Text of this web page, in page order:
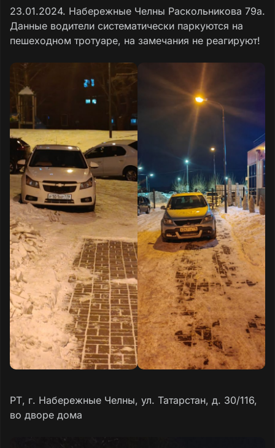
23.01.2024. Набережные Челны Раскольникова 79а.
Данные водители систематически паркуются на
пешеходном тротуаре, на замечания не реагируют!
РТ, г. Набережные Челны, ул. Татарстан, д. 30/116,
во дворе дома